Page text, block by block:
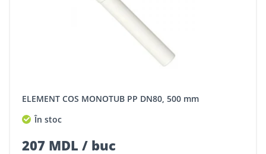
ELEMENT COS MONOTUB PP DN80, 500 mm
În stoc
207 MDL / buc